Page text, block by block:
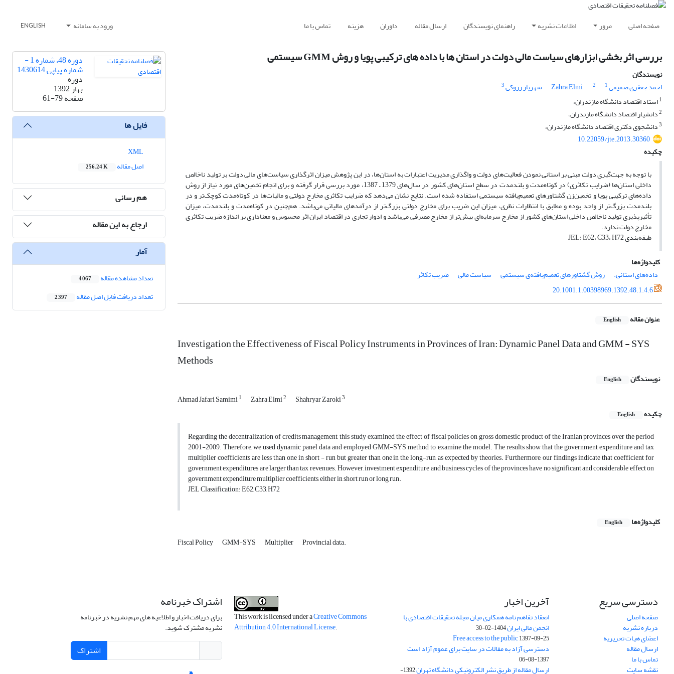
صفحه اصلی مرور اطلاعات نشریه راهنمای نویسندگان ارسال مقاله داوران هزینه تماس با ما ورود به سامانه ENGLISH
بررسی اثر بخشی ابزارهای سیاست مالی دولت در استان ها با داده های ترکیبی پویا و روش GMM سیستمی
نویسندگان
احمد جعفری صمیمی1
Zahra Elmi 2 شهریار زروکی3
1استاد اقتصاد دانشگاه مازندران،
2دانشیار اقتصاد دانشگاه مازندران،
3دانشجوی دکتری اقتصاد دانشگاه مازندران،
10.22059/jte.2013.30360
چکیده
با توجه به جهت‌گیری دولت مبنی بر استانی نمودن فعالیت‌های دولت و واگذاری مدیریت اعتبارات به استان‌ها، در این پژوهش میزان اثرگذاری سیاست‌های مالی دولت‌ بر تولید ناخالص
داخلی استان‌ها (ضرایب تکاثری) در کوتاه‌مدت و بلندمدت در سطح استان‌های کشور در سال‌های 1379 – 1387، مورد بررسی قرار گرفته و برای انجام تخمین‌های مورد نیاز از روش
داده‌های ترکیبی پویا و تخمین‌زن گشتاورهای تعمیم‌یافته سیستمی استفاده شده است. نتایج نشان می‌دهد که ضرایب تکاثری مخارج دولتی و مالیات‌ها در کوتاه‌مدت کوچک‌تر و در
بلندمدت بزرگ‌تر از واحد بوده و مطابق با انتظارات نظری، میزان این ضریب برای مخارج دولتی بزرگ‌تر از درآمدهای مالیاتی می‌باشد. هم‌چنین در کوتاه‌مدت و بلندمدت، میزان
تأثیرپذیری تولید ناخالص داخلی استان‌های کشور از مخارج سرمایه‌ای بیش‌تر از مخارج مصرفی می‌باشد و ادوار تجاری در اقتصاد ایران اثر محسوس و معناداری بر اندازه ضریب تکاثری
مخارج دولت ندارد.
طبقه‌بندی JEL: E62، C33، H72
کلیدواژه‌ها
داده‌های استانی.
روش گشتاورهای تعمیم‌یافته‌ی سیستمی سیاست مالی
ضریب تکاثر
20.1001.1.00398969.1392.48.1.4.6
عنوان مقاله English
Investigation the Effectiveness of Fiscal Policy Instruments in Provinces of Iran: Dynamic Panel Data and GMM - SYS
Methods
نویسندگان English
Ahmad Jafari Samimi1 Zahra Elmi2 Shahryar Zaroki3
چکیده English
Regarding the decentralization of credits management, this study examined the effect of fiscal policies on gross domestic product of the Iranian provinces over the period
2001-2009. Therefore, we used dynamic panel data and employed GMM-SYS method to examine the model. The results show that the government expenditure and tax
multiplier coefficients are less than one in short - run but greater than one in the long-run, as expected by theories. Furthermore, our findings indicate that coefficient for
government expenditures are larger than tax revenues. However, investment expenditure and business cycles of the provinces have no significant and considerable effect on
government expenditure multiplier coefficients, either in short run or long run.
JEL Classification: E62, C33, H72
کلیدواژه‌ها English
Fiscal Policy GMM-SYS Multiplier Provincial data.
دوره 48، شماره 1 -
شماره پیاپی 1430614
دوره
بهار 1392
صفحه61-79
فایل ها
اصل مقاله
256.24 K
هم رسانی
ارجاع به این مقاله
آمار
تعداد مشاهده مقاله 4,067
تعداد دریافت فایل اصل مقاله 2,397
دسترسی سریع
صفحه اصلی
درباره نشریه
اعضای هیات تحریریه
ارسال مقاله
تماس با ما
نقشه سایت
آخرین اخبار
انعقاد تفاهم نامه همکاری میان مجله تحقیقات اقتصادی با
انجمن مالی ایران1404-02-30
Free access to the public1397-09-25
دسترسی آزاد به مقالات در سایت برای عموم آزاد است
1397-08-06
ارسال مقاله از طریق نشر الکترونیکی دانشگاه تهران 1392-
This work is licensed under aCreative Commons
Attribution 4.0 International License.
اشتراک خبرنامه
برای دریافت اخبار و اطلاعیه های مهم نشریه در خبرنامه
نشریه مشترک شوید.
اشتراک